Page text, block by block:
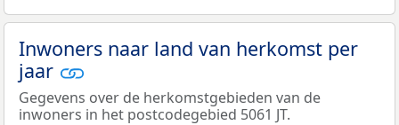
Inwoners naar land van herkomst per
jaar
Gegevens over de herkomstgebieden van de
inwoners in het postcodegebied 5061 JT.